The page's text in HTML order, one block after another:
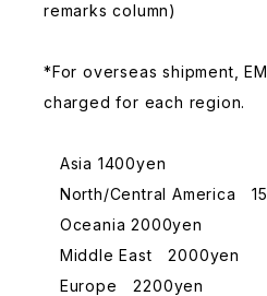
remarks column)
*For overseas shipment,
charged for each region.
Asia 1400yen
North/Central America
Oceania 2000yen
Middle East 2000yen
Europe 2200yen